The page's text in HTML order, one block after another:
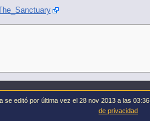
The_Sanctuary
se editó por última vez el 28 nov 2013 a las 03:36.
de privacidad